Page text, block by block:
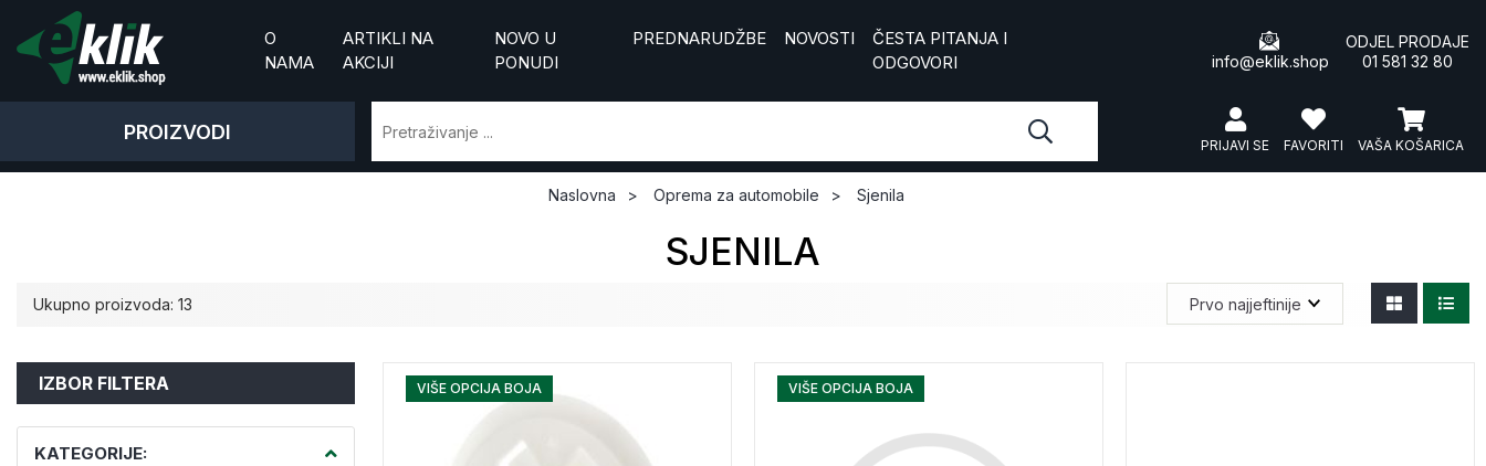
O
NAMA
ARTIKLI NA
AKCIJI
NOVO U
PONUDI
PREDNARUDŽBE NOVOSTI
ČESTA PITANJA I
ODGOVORI
info@eklik.shop
ODJEL PRODAJE
01 581 32 80
PROIZVODI
VAŠA KOŠARICA
FAVORITI
PRIJAVI SE
Naslovna Oprema za automobile Sjenila
SJENILA
Ukupno proizvoda: 13
IZBOR FILTERA
KATEGORIJE:
VIŠE OPCIJA BOJA VIŠE OPCIJA BOJA